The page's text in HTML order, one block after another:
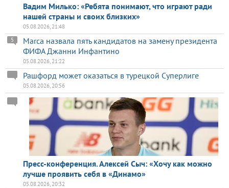
Вадим Милько: «Ребята понимают, что играют ради
нашей страны и своих близких»
05.08.2026, 21:48
Marca назвала пять кандидатов на замену президента
ФИФА Джанни Инфантино
5
05.08.2026, 21:22
Рашфорд может оказаться в турецкой Суперлиге
05.08.2026, 20:56
Пресс-конференция. Алексей Сыч: «Хочу как можно
лучше проявить себя в «Динамо»
05.08.2026, 20:32